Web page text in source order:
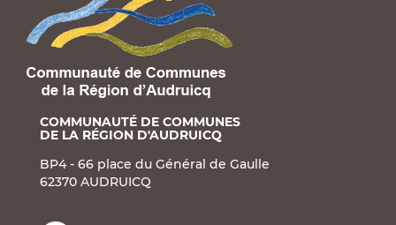
COMMUNAUTÉ DE COMMUNES
DE LA RÉGION D'AUDRUICQ
BP4 - 66 place du Général de Gaulle
62370 AUDRUICQ